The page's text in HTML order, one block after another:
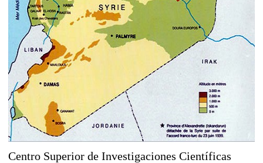
Centro Superior de Investigaciones Científicas